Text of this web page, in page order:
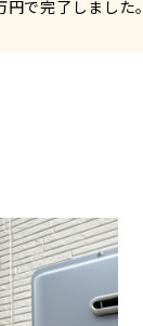
で完了しました。